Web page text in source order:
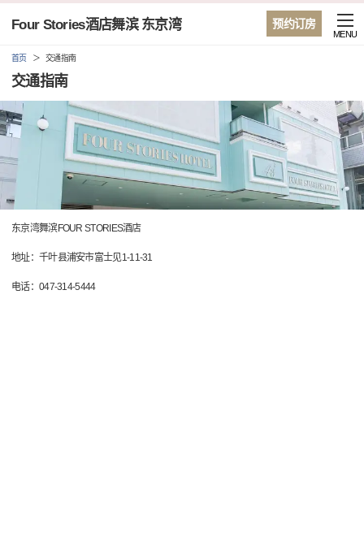
预约订房
Four Stories酒店舞滨 东京湾
MENU
首页 交通指南
交通指南
东京湾舞滨FOUR STORIES酒店
地址：千叶县浦安市富士见1-11-31
电话：047-314-5444